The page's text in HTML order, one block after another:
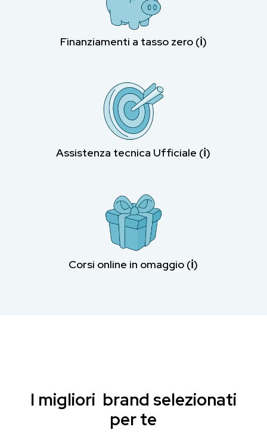
Finanziamenti a tasso zero (ℹ︎)
Assistenza tecnica Ufficiale (ℹ︎)
Corsi online in omaggio (ℹ︎)
I migliori brand selezionati
per te